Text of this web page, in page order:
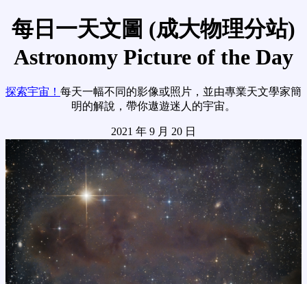
每日一天文圖 (成大物理分站)
Astronomy Picture of the Day
探索宇宙！ 每天一幅不同的影像或照片，並由專業天文學家簡
明的解說，帶你遨遊迷人的宇宙。
2021 年 9 月 20 日